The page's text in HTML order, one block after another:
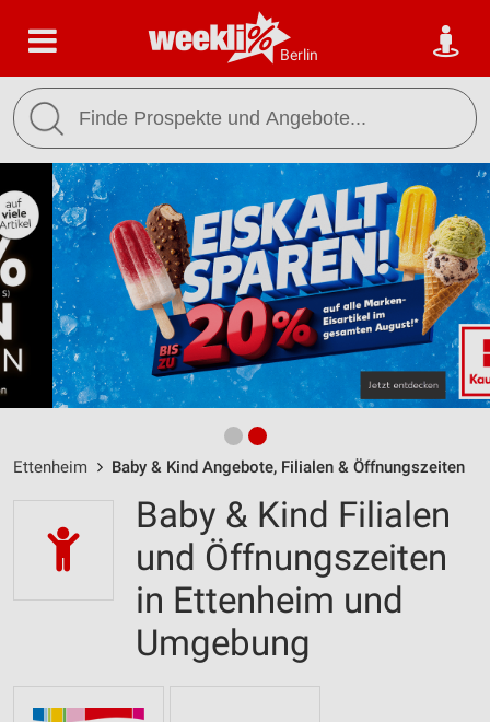
Berlin
Ettenheim Baby & Kind Angebote, Filialen & Öffnungszeiten
Baby & Kind Filialen
und Öffnungszeiten
in Ettenheim und
Umgebung